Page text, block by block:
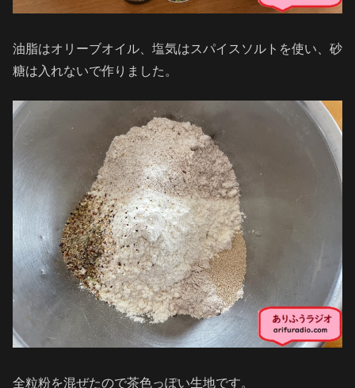
油脂はオリーブオイル、塩気はスパイスソルトを使い、砂
糖は入れないで作りました。
全粒粉を混ぜたので茶色っぽい生地です。